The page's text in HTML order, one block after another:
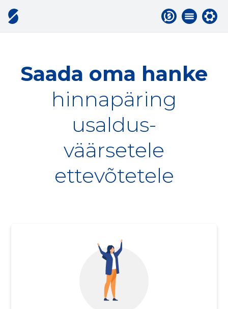
Saada oma hanke
hinnapäring
usaldus-
väärsetele
ettevõtetele